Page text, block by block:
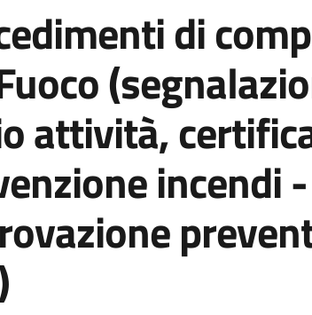
di
attività,
incendi